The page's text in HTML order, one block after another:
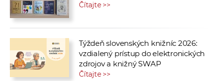
Čítajte >>
Týždeň slovenských knižníc 2026:
vzdialený prístup do elektronických
zdrojov a knižný SWAP
Čítajte >>